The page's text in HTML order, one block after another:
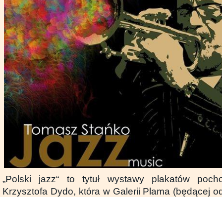
„Polski jazz“ to tytuł wystawy plakatów
Krzysztofa Dydo, która w Galerii Plama (będącej